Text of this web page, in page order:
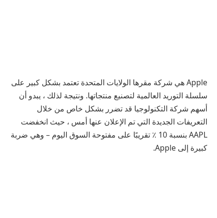
Apple هي شركة مقرها الولايات المتحدة تعتمد بشكل كبير على
سلسلة التوريد العالمية لتصنيع منتجاتها. ونتيجة لذلك ، يبدو أن
أسهم شركة التكنولوجيا قد تضرر بشكل خاص من خلال
التعريفات الجديدة التي تم الإعلان عنها أمس ، حيث انخفضت
AAPL بنسبة 10 ٪ تقريبًا على مفتوحة السوق اليوم – وهي ضربة
كبيرة إلى Apple.